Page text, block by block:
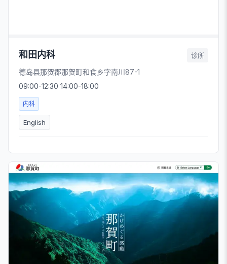
和田内科 诊所
德岛县那贺郡那贺町和食乡字南川87-1
09:00-12:30 14:00-18:00
内科
English